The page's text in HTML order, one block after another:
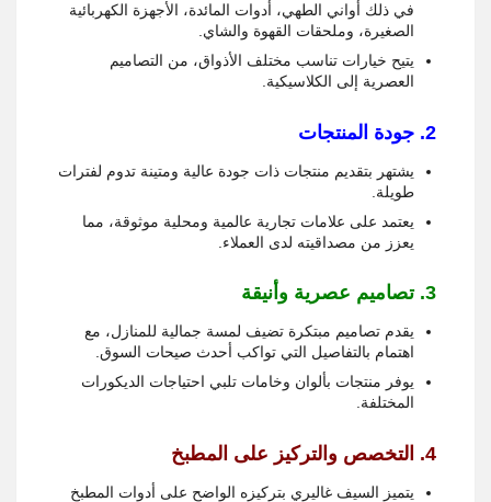
في ذلك أواني الطهي، أدوات المائدة، الأجهزة الكهربائية
الصغيرة، وملحقات القهوة والشاي.
يتيح خيارات تناسب مختلف الأذواق، من التصاميم
العصرية إلى الكلاسيكية.
2. جودة المنتجات
يشتهر بتقديم منتجات ذات جودة عالية ومتينة تدوم لفترات
طويلة.
يعتمد على علامات تجارية عالمية ومحلية موثوقة، مما
يعزز من مصداقيته لدى العملاء.
3. تصاميم عصرية وأنيقة
يقدم تصاميم مبتكرة تضيف لمسة جمالية للمنازل، مع
اهتمام بالتفاصيل التي تواكب أحدث صيحات السوق.
يوفر منتجات بألوان وخامات تلبي احتياجات الديكورات
المختلفة.
4. التخصص والتركيز على المطبخ
يتميز السيف غاليري بتركيزه الواضح على أدوات المطبخ